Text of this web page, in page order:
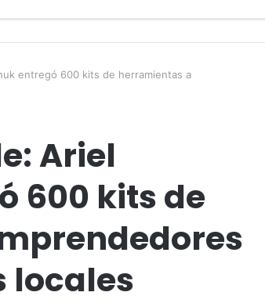
entregó 600 kits de herramientas a
Ariel
600 kits de
locales